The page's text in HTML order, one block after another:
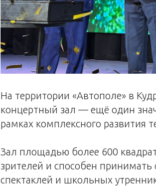
На территории «Автополе» в
концертный зал — ещё один
рамках комплексного развития
Зал площадью более 600
зрителей и способен
спектаклей и школьных